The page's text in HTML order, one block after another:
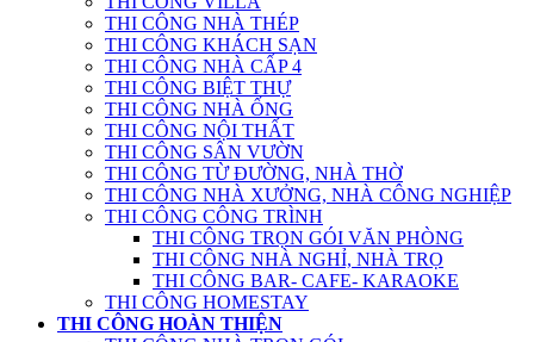
THI CÔNG NHÀ THÉP
THI CÔNG KHÁCH SẠN
THI CÔNG NHÀ CẤP 4
THI CÔNG BIỆT THỰ
THI CÔNG NHÀ ỐNG
THI CÔNG NỘI THẤT
THI CÔNG SÂN VƯỜN
THI CÔNG TỪ ĐƯỜNG, NHÀ THỜ
THI CÔNG NHÀ XƯỞNG, NHÀ CÔNG NGHIỆP
THI CÔNG CÔNG TRÌNH
THI CÔNG TRỌN GÓI VĂN PHÒNG
THI CÔNG NHÀ NGHỈ, NHÀ TRỌ
THI CÔNG BAR- CAFE- KARAOKE
THI CÔNG HOMESTAY
THI CÔNG HOÀN THIỆN